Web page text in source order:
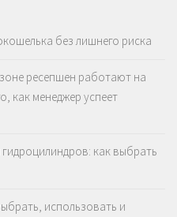
без лишнего риска
ресепшен работают на
как менеджер успеет
как выбрать
использовать и